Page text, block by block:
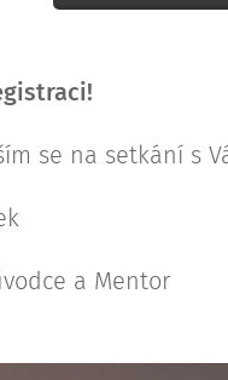
se na setkání s
a Mentor